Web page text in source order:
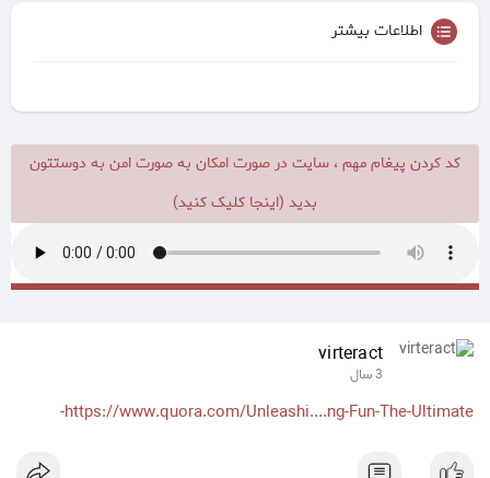
اطلاعات بیشتر
کد کردن پیغام مهم ، سایت در صورت امکان به صورت امن به دوستتون
بدید (اینجا کلیک کنید)
virteract
3 سال
https://www.quora.com/Unleashi....ng-Fun-The-Ultimate-